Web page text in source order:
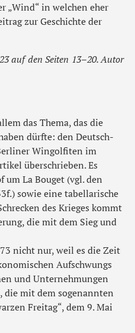
„Wind“ in welchen eher
zur Geschichte der
auf den Seiten 13–20. Autor
das Thema, das die
dürfte: den Deutsch-
Wingolfiten im
überschrieben. Es
La Bouget (vgl. den
sowie eine tabellarische
des Krieges kommt
die mit dem Sieg und
nicht nur, weil es die Zeit
Aufschwungs
und Unternehmungen
die mit dem sogenannten
Freitag“, dem 9. Mai